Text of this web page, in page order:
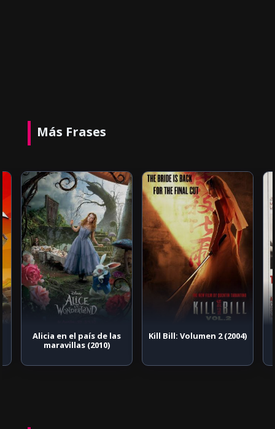
Más Frases
Alicia en el país de las
maravillas (2010)
Kill Bill: Volumen 2 (2004)